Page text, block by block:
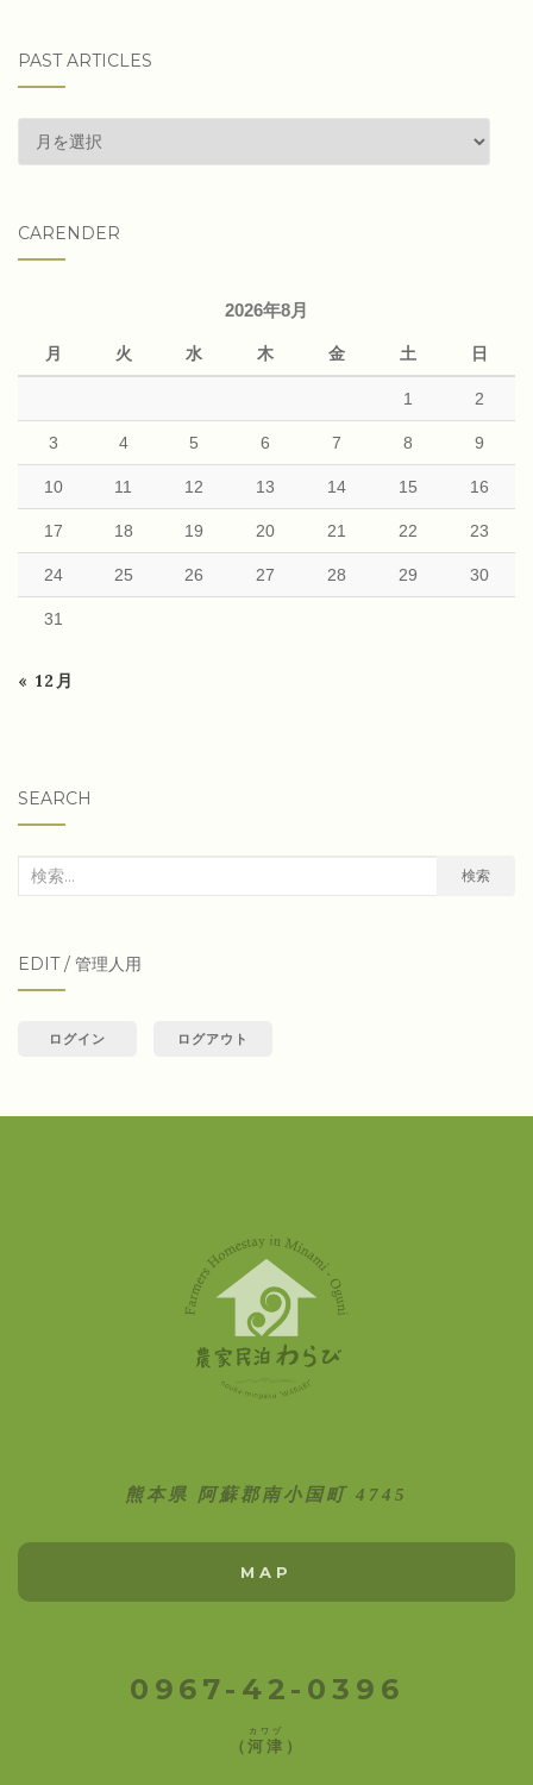
PAST ARTICLES
past
articles
CARENDER
2026年8月
月 火 水 木 金 土 日
1 2
3 4 5 6 7 8 9
10 11 12 13 14 15 16
17 18 19 20 21 22 23
24 25 26 27 28 29 30
31
« 12月
SEARCH
検
象:
検索
EDIT / 管理人用
ログイン ログアウト
熊本県 阿蘇郡南小国町 4745
MAP
0967-42-0396
（河津
カワヅ
）